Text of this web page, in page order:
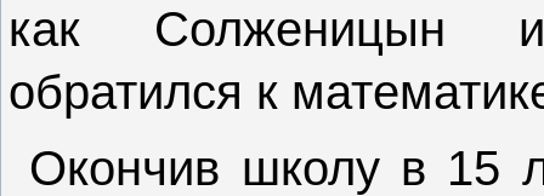
как Солженицын и
обратился к
Окончив школу в 15